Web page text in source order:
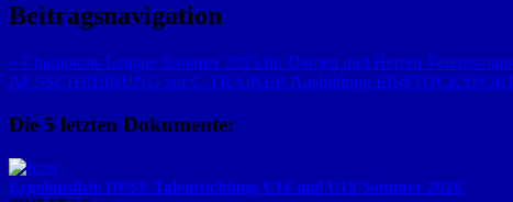
Beitragsnavigation
« Champions League Sommer 2023 für Damen und Herren
AUSSCHREIBUNG zur C-TRAINER Ausbildung
Die 5 letzten Dokumente:
Ergebnisliste DESV-Talentsichtung U16 und U19 Sommer 2026